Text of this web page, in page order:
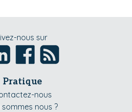
nous sur
Pratique
nous
sommes nous ?